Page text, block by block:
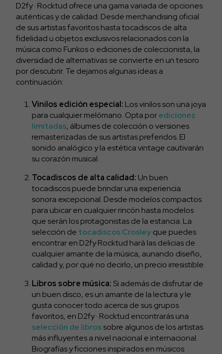
D2fy · Rocktud ofrece una gama variada de opciones
auténticas y de calidad. Desde merchandising oficial
de sus artistas favoritos hasta tocadiscos de alta
fidelidad u objetos exclusivos relacionados con la
música como Funkos o ediciones de coleccionista, la
diversidad de alternativas se convierte en un tesoro
por descubrir. Te dejamos algunas ideas a
continuación:
Vinilos edición especial: Los vinilos son una joya
para cualquier melómano. Opta porediciones
limitadas, álbumes de colección o versiones
remasterizadas de sus artistas preferidos. El
sonido analógico y la estética vintage cautivarán
su corazón musical.
Tocadiscos de alta calidad: Un buen
tocadiscos puede brindar una experiencia
sonora excepcional. Desde modelos compactos
para ubicar en cualquier rincón hasta modelos
que serán los protagonistas de la estancia. La
selección de tocadiscos Crosleyque puedes
encontrar en D2fy·Rocktud hará las delicias de
cualquier amante de la música, aunando diseño,
calidad y, por qué no decirlo, un precio irresistible.
Libros sobre música: Si además de disfrutar de
un buen disco, es un amante de la lectura y le
gusta conocer todo acerca de sus grupos
favoritos, en D2fy · Rocktud encontrarás una
selección de librossobre algunos de los artistas
más influyentes a nivel nacional e internacional.
Biografías y ficciones inspirados en músicos